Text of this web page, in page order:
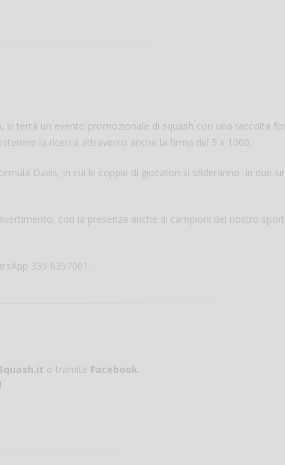
si terrà un evento promozionale di squash con una raccolta
la ricerca attraverso anche la firma del 5 x 1000.
Davis, in cui le coppie di giocatori si sfideranno in due
con la presenza anche di campioni del nostro
335 6357001.
o tramite Facebook.